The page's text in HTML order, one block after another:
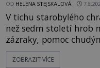
OD HELENA STEJSKALOVÁ
V tichu starobylého
než sedm století hrob
zázraky, pomoc
bouřích. Pak ale
se mění v dějiště podivné
ZOBRAZIT VÍCE